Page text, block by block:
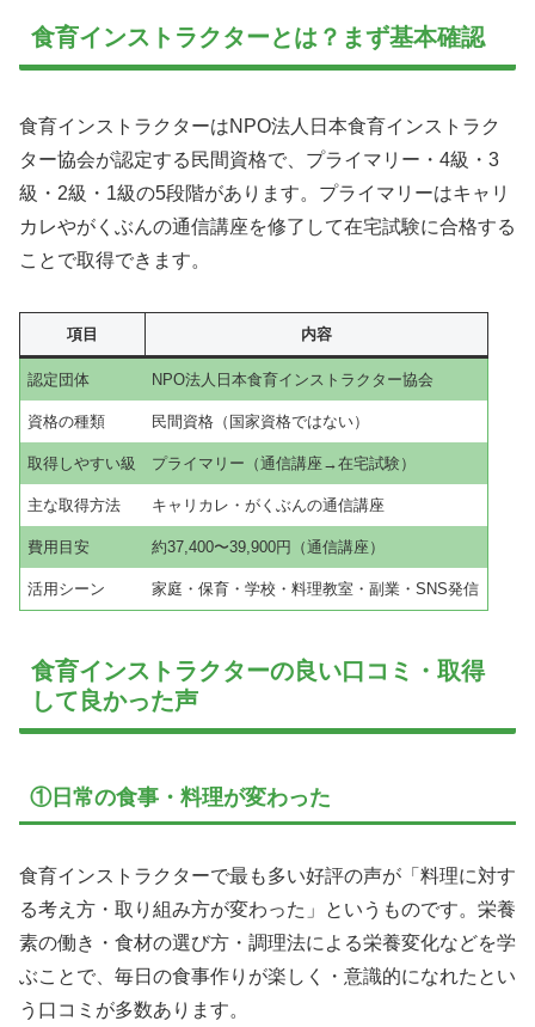
食育インストラクターとは？まず基本確認
食育インストラクターはNPO法人日本食育インストラク
ター協会が認定する民間資格で、プライマリー・4級・3
級・2級・1級の5段階があります。プライマリーはキャリ
カレやがくぶんの通信講座を修了して在宅試験に合格する
ことで取得できます。
項目 内容
認定団体 NPO法人日本食育インストラクター協会
資格の種類 民間資格（国家資格ではない）
取得しやすい級 プライマリー（通信講座→在宅試験）
主な取得方法 キャリカレ・がくぶんの通信講座
費用目安 約37,400〜39,900円（通信講座）
活用シーン 家庭・保育・学校・料理教室・副業・SNS発信
食育インストラクターの良い口コミ・取得
して良かった声
①日常の食事・料理が変わった
食育インストラクターで最も多い好評の声が「料理に対す
る考え方・取り組み方が変わった」というものです。栄養
素の働き・食材の選び方・調理法による栄養変化などを学
ぶことで、毎日の食事作りが楽しく・意識的になれたとい
う口コミが多数あります。